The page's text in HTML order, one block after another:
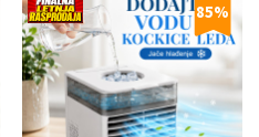
85%